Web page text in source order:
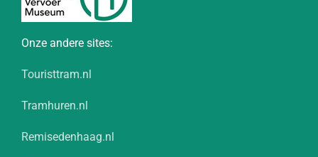
Onze andere sites:
Touristtram.nl
Tramhuren.nl
Remisedenhaag.nl